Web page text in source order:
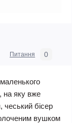
Питання 0
на яку вже
бісер
вушком